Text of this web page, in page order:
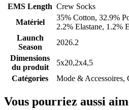
EMS Length Crew Socks
Matériel
35% Cotton, 32.9%
2.2% Elastane, 1.2%
Launch
Season
2026.2
Dimensions
du produit
5x20,2x4,5
Catégories
Mode & Accessoires,
Vous pourriez aussi